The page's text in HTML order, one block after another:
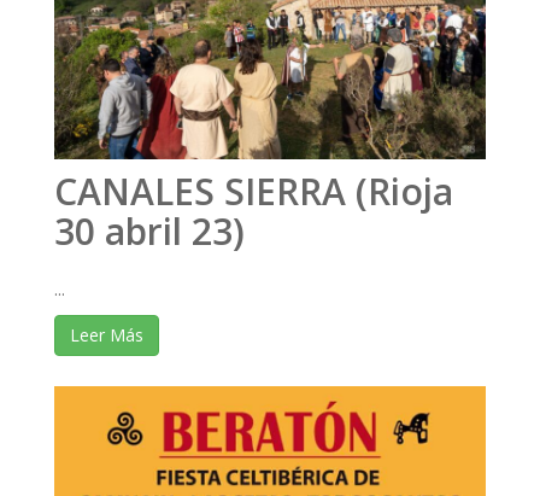
CANALES SIERRA (Rioja
30 abril 23)
...
Leer Más